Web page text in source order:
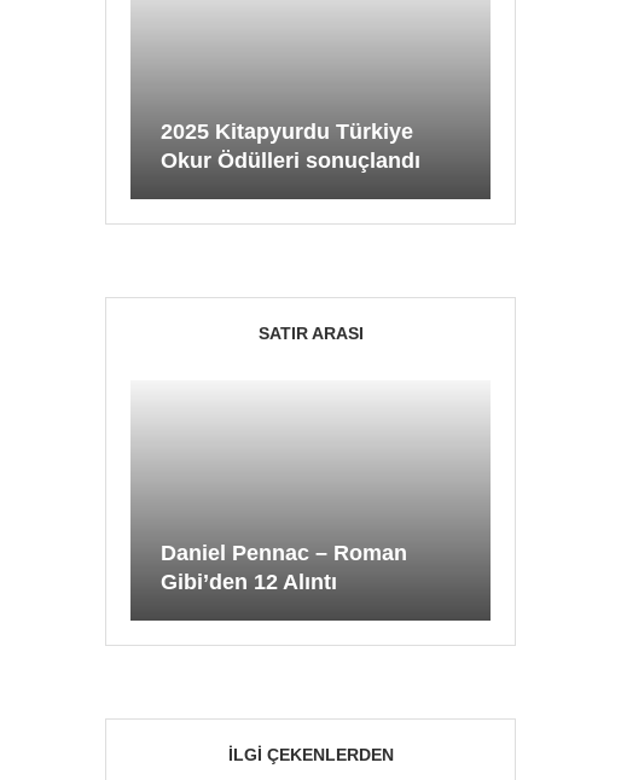
2025 Kitapyurdu Türkiye
Okur Ödülleri sonuçlandı
SATIR ARASI
Daniel Pennac – Roman
Gibi’den 12 Alıntı
İLGI ÇEKENLERDEN